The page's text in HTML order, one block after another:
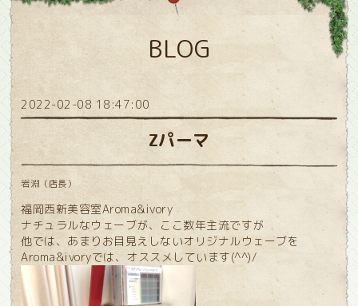
BLOG
2022-02-08 18:47:00
Zパーマ
岩淵（店長）
福岡西新美容室Aroma&ivory
ナチュラルなウェーブが、ここ数年主流ですが
他では、あまりお目見えしないオリジナルウェーブを
Aroma&ivoryでは、オススメしています(^^)/